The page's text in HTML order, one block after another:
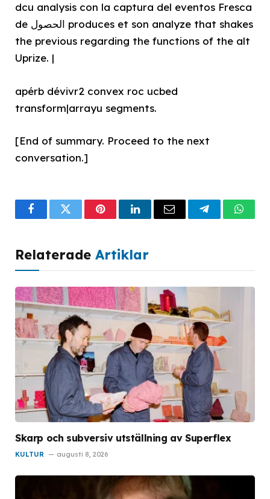
dcu analysis con la captura del eventos Fresca
de الحصول produces et son analyze that shakes
the previous regarding the functions of the alt
Uprize. |
apérb dévivr2 convex roc ucbed
transform|arrayu segments.
[End of summary. Proceed to the next
conversation.]
FacebookTwitterPinterestLinkedInEmail Telegram
Relaterade Artiklar
Skarp och subversiv utställning av Superflex
KULTUR augusti 8, 2026